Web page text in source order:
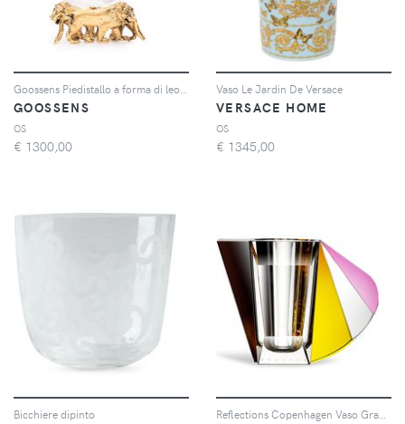
GOOSSENS
OS
€ 1300,00
Vaso Le Jardin De Versace
VERSACE HOME
OS
€ 1345,00
Bicchiere dipinto